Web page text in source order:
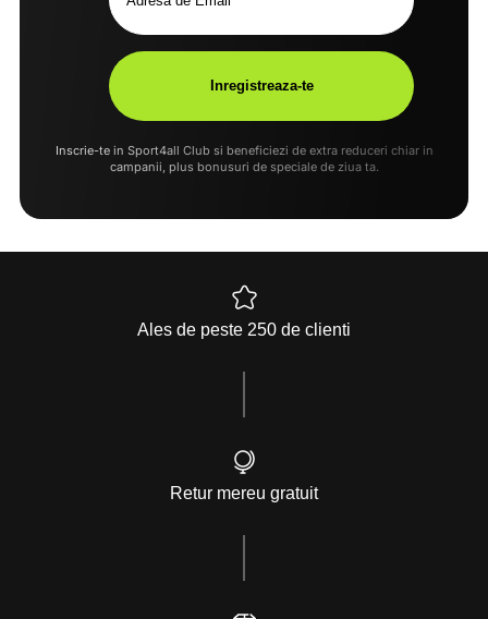
Inscrie-te in Sport4all Club si beneficiezi de extra reduceri chiar in
campanii, plus bonusuri de speciale de ziua ta.
Ales de peste 250 de clienti
Retur mereu gratuit